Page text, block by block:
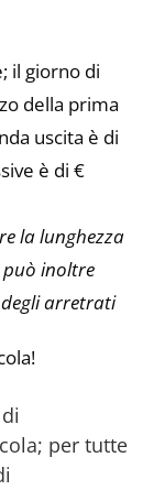
il giorno di
della prima
uscita è di
è di €
la lunghezza
può inoltre
arretrati
per tutte